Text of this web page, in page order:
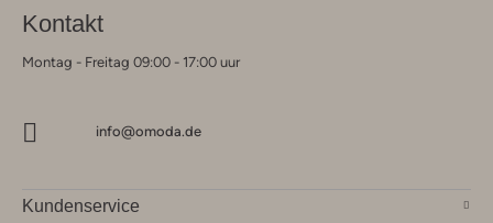
Kontakt
Montag - Freitag 09:00 - 17:00 uur
info@omoda.de
Kundenservice